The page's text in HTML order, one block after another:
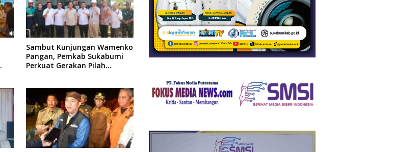
Sambut Kunjungan Wamenko
Pangan, Pemkab Sukabumi
Perkuat Gerakan Pilah